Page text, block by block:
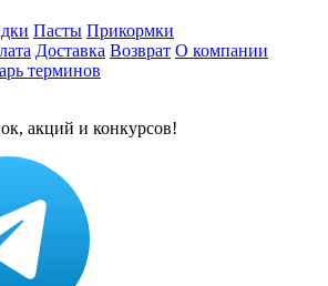
Пасты Прикормки
Доставка Возврат О компании
терминов
акций и конкурсов!